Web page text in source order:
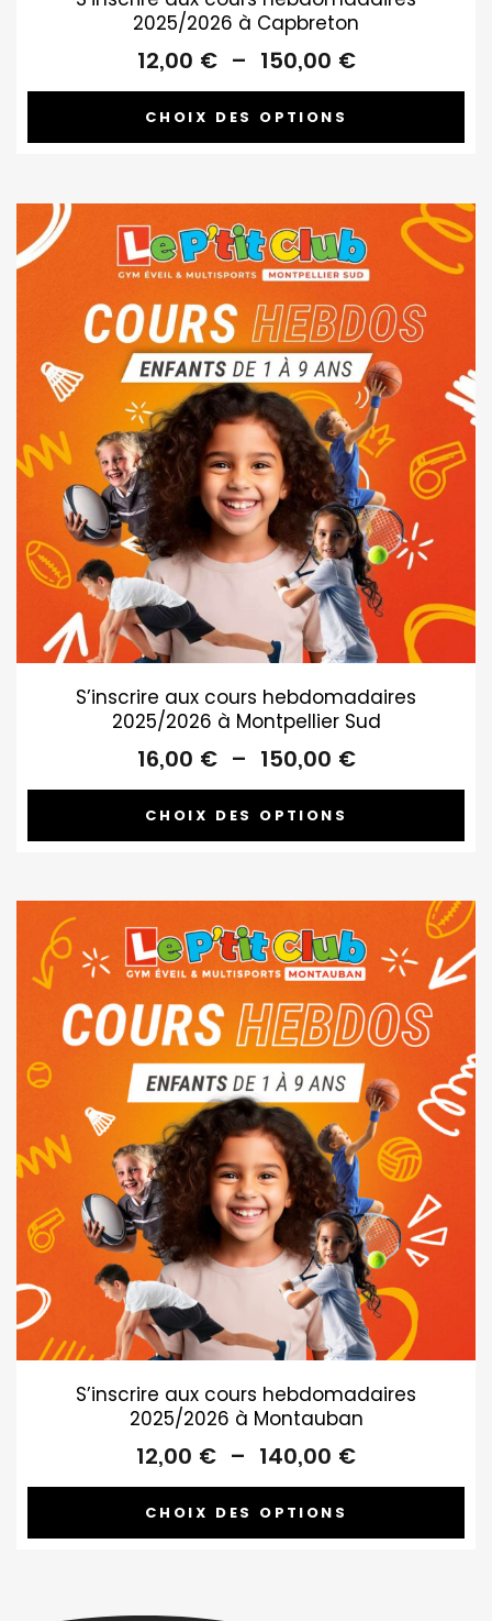
2025/2026 à Capbreton
12,00 € – 150,00 €
de
12,00 €
150,00 €
CHOIX DES OPTIONS
S’inscrire aux cours hebdomadaires
2025/2026 à Montpellier Sud
16,00 € – 150,00 €
de
16,00 €
150,00 €
CHOIX DES OPTIONS
S’inscrire aux cours hebdomadaires
2025/2026 à Montauban
12,00 € – 140,00 €
de
12,00 €
CHOIX DES OPTIONS